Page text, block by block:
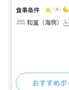
和室（海側）
おすすめポ